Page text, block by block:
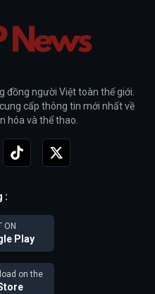
đồng người Việt toàn thế giới.
cấp thông tin mới nhất về
hóa và thể thao.
:
ON
Play
on the